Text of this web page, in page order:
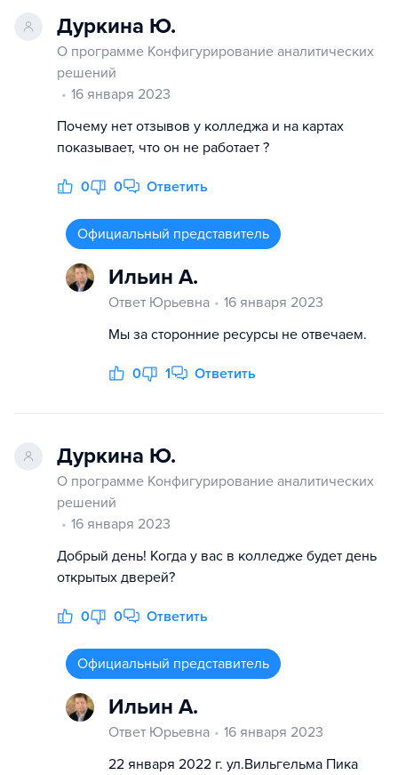
Дуркина Ю.
О программе Конфигурирование аналитических
решений
16 января 2023
Почему нет отзывов у колледжа и на картах
показывает, что он не работает ?
0 0 Ответить
Официальный представитель
Ильин А.
Ответ Юрьевна
16 января 2023
Мы за сторонние ресурсы не отвечаем.
0 1 Ответить
Дуркина Ю.
О программе Конфигурирование аналитических
решений
16 января 2023
Добрый день! Когда у вас в колледже будет день
открытых дверей?
0 0 Ответить
Официальный представитель
Ильин А.
Ответ Юрьевна
16 января 2023
22 января 2022 г. ул.Вильгельма Пика